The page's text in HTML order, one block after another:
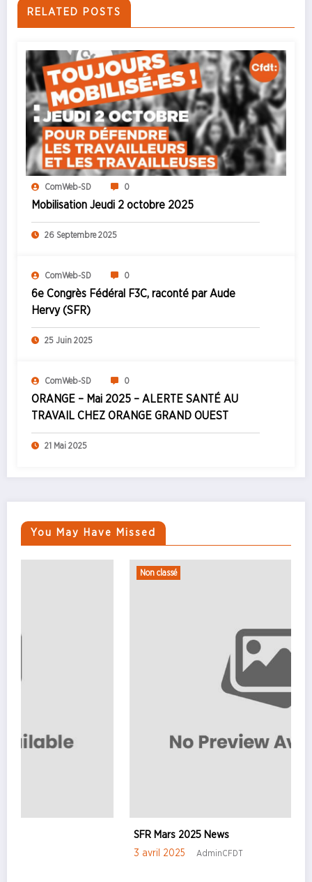
RELATED POSTS
ComWeb-SD 0
Mobilisation Jeudi 2 octobre 2025
26 Septembre 2025
ComWeb-SD 0
6e Congrès Fédéral F3C, raconté par Aude
Hervy (SFR)
25 Juin 2025
ComWeb-SD 0
ORANGE – Mai 2025 – ALERTE SANTÉ AU
TRAVAIL CHEZ ORANGE GRAND OUEST
21 Mai 2025
You May Have Missed
SFR Mars 2025 News
AdminCFDT